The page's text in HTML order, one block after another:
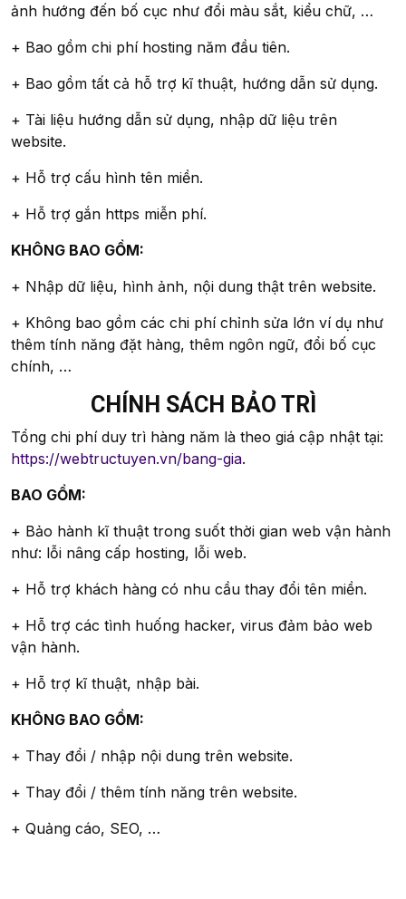
ảnh hướng đến bố cục như đổi màu sắt, kiểu chữ, …
+ Bao gồm chi phí hosting năm đầu tiên.
+ Bao gồm tất cả hỗ trợ kĩ thuật, hướng dẫn sử dụng.
+ Tài liệu hướng dẫn sử dụng, nhập dữ liệu trên
website.
+ Hỗ trợ cấu hình tên miền.
+ Hỗ trợ gắn https miễn phí.
KHÔNG BAO GỒM:
+ Nhập dữ liệu, hình ảnh, nội dung thật trên website.
+ Không bao gồm các chi phí chỉnh sửa lớn ví dụ như
thêm tính năng đặt hàng, thêm ngôn ngữ, đổi bố cục
chính, …
CHÍNH SÁCH BẢO TRÌ
Tổng chi phí duy trì hàng năm là theo giá cập nhật tại:
https://webtructuyen.vn/bang-gia.
BAO GỒM:
+ Bảo hành kĩ thuật trong suốt thời gian web vận hành
như: lỗi nâng cấp hosting, lỗi web.
+ Hỗ trợ khách hàng có nhu cầu thay đổi tên miền.
+ Hỗ trợ các tình huống hacker, virus đảm bảo web
vận hành.
+ Hỗ trợ kĩ thuật, nhập bài.
KHÔNG BAO GỒM:
+ Thay đổi / nhập nội dung trên website.
+ Thay đổi / thêm tính năng trên website.
+ Quảng cáo, SEO, …